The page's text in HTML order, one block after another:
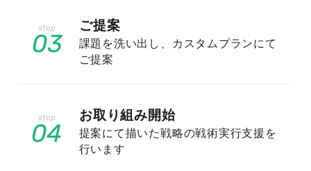
果が出にくい傾向があります。難易度が高い理由
を理解しておくことが、適切な対策の出発点にな
03
ご提案
課題を洗い出し、カスタムプランにて
ご提案
04
お取り組み開始
提案にて描いた戦略の戦術実行支援を
行います